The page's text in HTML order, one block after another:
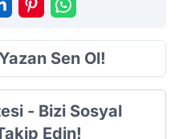
Sen Ol!
- Bizi Sosyal
Edin!